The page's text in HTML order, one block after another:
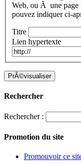
Web, ou Ã une
pouvez indiquer ci-
Titre
Lien hypertexte
Rechercher
Rechercher :
Promotion du site
Promouvoir ce